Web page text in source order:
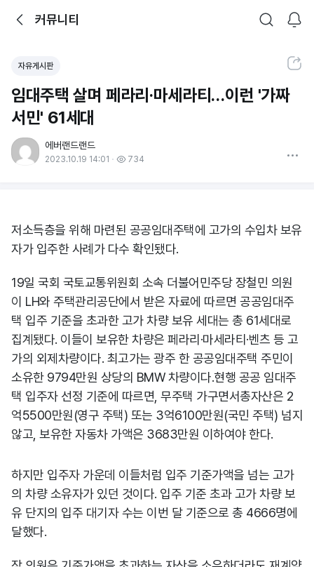
뒤로가기커뮤니티
커뮤니티
검색
알림
공유하기
자유게시판
임대주택 살며 페라리·마세라티…이런 '가짜
서민' 61세대
에버랜드랜드
2023.10.19 14:01 734
저소득층을 위해 마련된 공공임대주택에 고가의 수입차 보유
자가 입주한 사례가 다수 확인됐다.
19일 국회 국토교통위원회 소속 더불어민주당 장철민 의원
이 LH와 주택관리공단에서 받은 자료에 따르면 공공임대주
택 입주 기준을 초과한 고가 차량 보유 세대는 총 61세대로
집계됐다. 이들이 보유한 차량은 페라리·마세라티·벤츠 등 고
가의 외제차량이다. 최고가는 광주 한 공공임대주택 주민이
소유한 9794만원 상당의 BMW 차량이다.현행 공공 임대주
택 입주자 선정 기준에 따르면, 무주택 가구면서총자산은 2
억5500만원(영구 주택) 또는 3억6100만원(국민 주택) 넘지
않고, 보유한 자동차 가액은 3683만원 이하여야 한다.
하지만 입주자 가운데 이들처럼 입주 기준가액을 넘는 고가
의 차량 소유자가 있던 것이다. 입주 기준 초과 고가 차량 보
유 단지의 입주 대기자 수는 이번 달 기준으로 총 4666명에
달했다.